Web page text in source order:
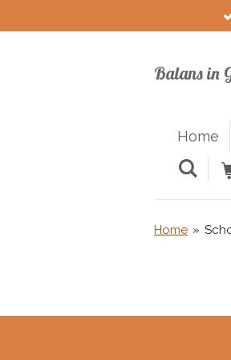
direct
Balans in
Home
Home »